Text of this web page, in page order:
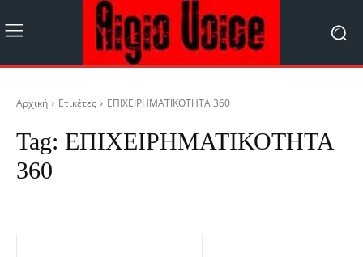
Αρχική Ετικέτες ΕΠΙΧΕΙΡΗΜΑΤΙΚΟΤΗΤΑ 360
Tag: ΕΠΙΧΕΙΡΗΜΑΤΙΚΟΤΗΤΑ
360